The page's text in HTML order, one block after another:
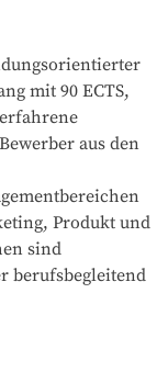
mit 90 ECTS,
aus den
Produkt und
sind
berufsbegleitend